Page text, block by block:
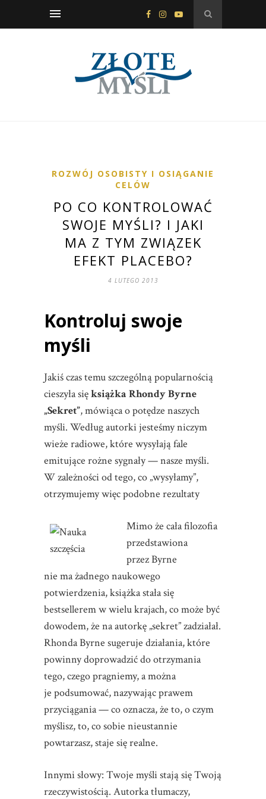
ROZWÓJ OSOBISTY I OSIĄGANIE
CELÓW
PO CO KONTROLOWAĆ
SWOJE MYŚLI? I JAKI
MA Z TYM ZWIĄZEK
EFEKT PLACEBO?
4 LUTEGO 2013
Kontroluj swoje
myśli
Jakiś czas temu szczególną popularnością
cieszyła sięksiążka Rhondy Byrne
„Sekret”, mówiąca o potędze naszych
myśli. Według autorki jesteśmy niczym
wieże radiowe, które wysyłają fale
emitujące rożne sygnały — nasze myśli.
W zależności od tego, co „wysyłamy”,
otrzymujemy więc podobne rezultaty
Mimo że cała filozofia
przedstawiona
przez Byrne
nie ma żadnego naukowego
potwierdzenia, książka stała się
bestsellerem w wielu krajach, co może być
dowodem, że na autorkę „sekret” zadziałał.
Rhonda Byrne sugeruje działania, które
powinny doprowadzić do otrzymania
tego, czego pragniemy, a można
je podsumować, nazywając prawem
przyciągania — co oznacza, że to, o czym
myślisz, to, co sobie nieustannie
powtarzasz, staje się realne.
Innymi słowy: Twoje myśli stają się Twoją
rzeczywistością. Autorka tłumaczy,